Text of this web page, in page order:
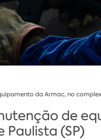
da Armac, no
de
(SP)